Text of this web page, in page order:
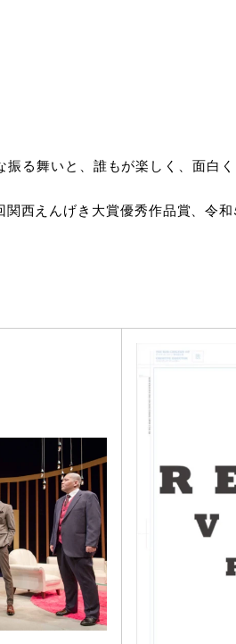
る舞いと、誰もが楽しく、面
えんげき大賞優秀作品賞、令和